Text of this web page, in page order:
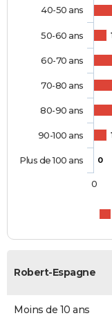
0
40-50 ans
50-60 ans
60-70 ans
70-80 ans
80-90 ans
90-100 ans
Plus de 100 ans
0
Robert-Espagne
Moins de 10 ans